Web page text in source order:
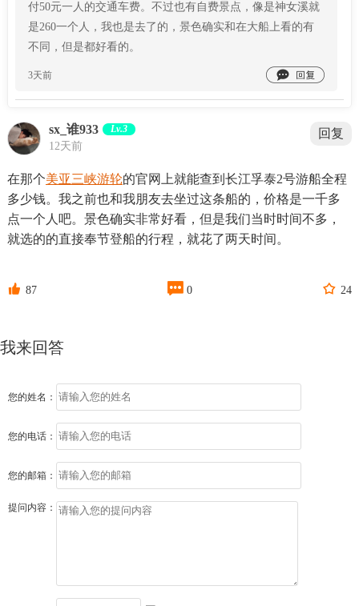
付50元一人的交通车费。不过也有自费景点，像是神女溪就
是260一个人，我也是去了的，景色确实和在大船上看的有
不同，但是都好看的。
3天前 
sx_谁933 Lv.3
12天前
回复
在那个美亚三峡游轮的官网上就能查到长江孚泰2号游船全程
多少钱。我之前也和我朋友去坐过这条船的，价格是一千多
点一个人吧。景色确实非常好看，但是我们当时时间不多，
就选的的直接奉节登船的行程，就花了两天时间。
 87  0  24
我来回答
您的姓名：
您的电话：
您的邮箱：
提问内容：